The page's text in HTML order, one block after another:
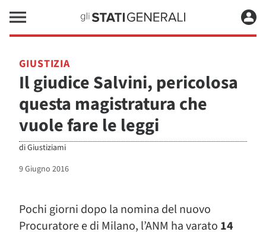
GIUSTIZIA
Il giudice Salvini, pericolosa
questa magistratura che
vuole fare le leggi
diGiustiziami
9 Giugno 2016
Pochi giorni dopo la nomina del nuovo
Procuratore e di Milano, l’ANM ha varato 14